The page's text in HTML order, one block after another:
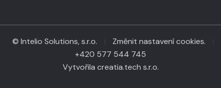
© Intelio Solutions, s.r.o. | Změnit nastavení cookies. |
+420 577 544 745
Vytvořila creatia.tech s.r.o.